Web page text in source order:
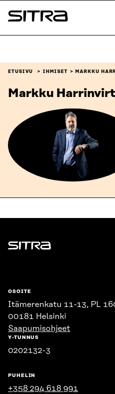
Siirry
suoraan
Sitra
ETUSIVU IHMISET MARKKU
Markku
Sitra
OSOITE
Itämerenkatu 11-13, PL
00181 Helsinki
Saapumisohjeet
Y-TUNNUS
0202132-3
PUHELIN
+358 294 618 991